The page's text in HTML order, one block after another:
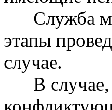
Служба
этапы
случае.
В